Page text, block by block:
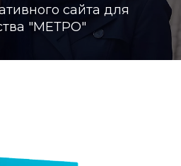
сайта для
"МЕТРО"